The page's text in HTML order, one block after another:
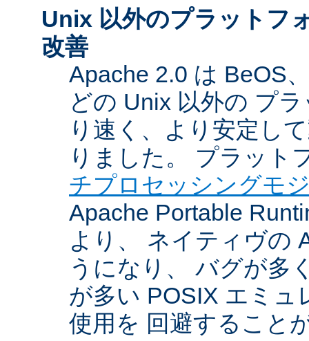
Unix 以外のプラットフ
改善
Apache 2.0 は BeOS
どの Unix 以外の プ
り速く、より安定し
りました。 プラット
チプロセッシングモ
Apache Portable
より、 ネイティヴの
うになり、 バグが多
が多い POSIX エミュ
使用を 回避すること